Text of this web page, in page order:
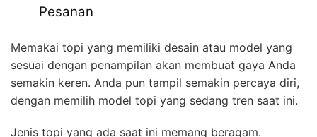
Pesanan
Memakai topi yang memiliki desain atau model yang
sesuai dengan penampilan akan membuat gaya Anda
semakin keren. Anda pun tampil semakin percaya diri,
dengan memilih model topi yang sedang tren saat ini.
Jenis topi yang ada saat ini memang beragam.